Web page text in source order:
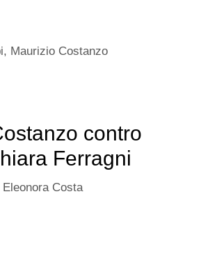
, Maurizio Costanzo
contro
Ferragni
Eleonora Costa